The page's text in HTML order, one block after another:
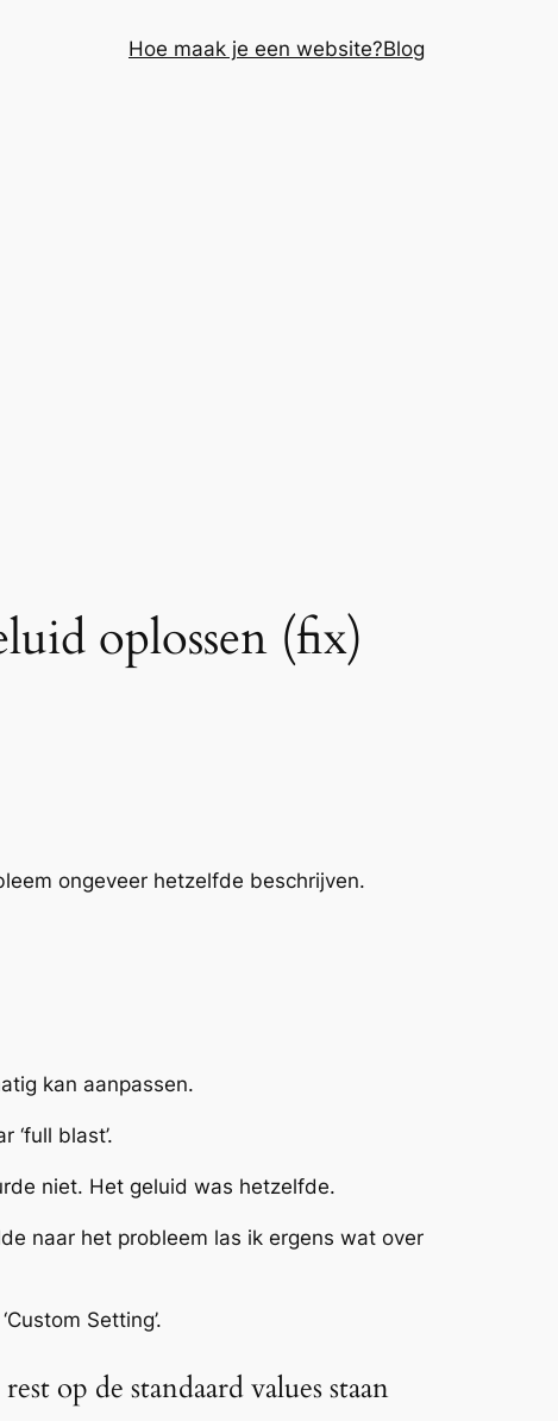
Hoe maak je een website?Blog
oplossen (fix)
ongeveer hetzelfde beschrijven.
kan aanpassen.
blast’.
niet. Het geluid was hetzelfde.
naar het probleem las ik ergens wat over
Setting’.
op de standaard values staan